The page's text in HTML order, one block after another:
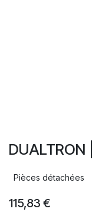
DUALTRON
Pièces détachées
115,83 €